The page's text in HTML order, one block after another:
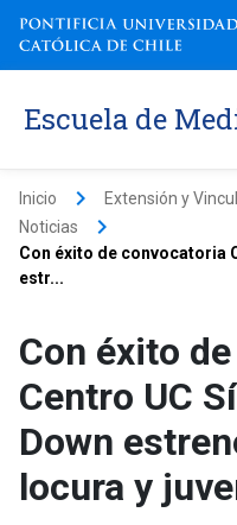
Escuela de
Inicio keyboard_arrow_right Extensión y
Noticias keyboard_arrow_right
Con éxito de convocatoria
estr...
Con éxito
Centro UC
Down
locura y